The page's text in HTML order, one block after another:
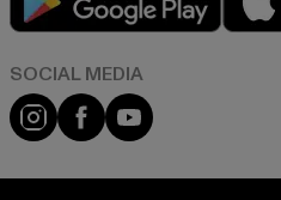
Instagram
FacebookYouTube